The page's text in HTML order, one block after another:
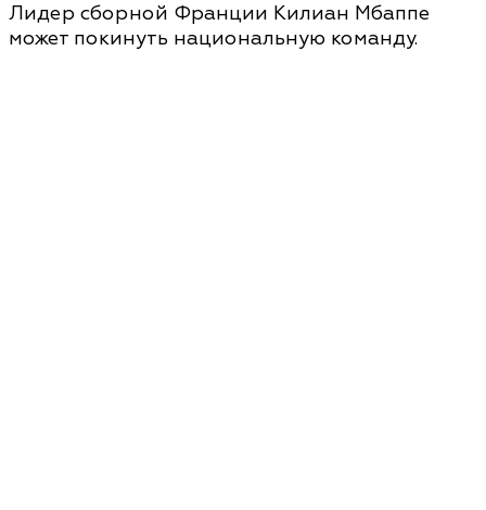
Лидер сборной Франции Килиан Мбаппе
может покинуть национальную команду.